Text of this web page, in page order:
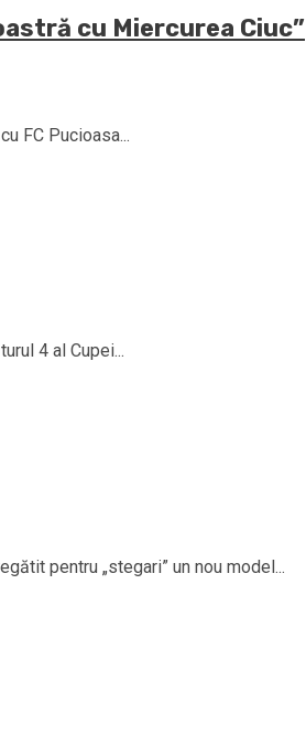
cu Miercurea Ciuc”
FC Pucioasa...
4 al Cupei...
pentru „stegari” un nou model...